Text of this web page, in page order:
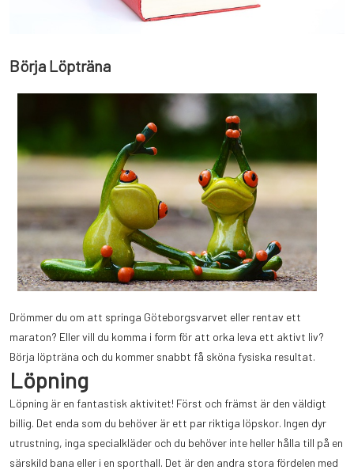
Börja Löpträna
Drömmer du om att springa Göteborgsvarvet eller rentav ett
maraton? Eller vill du komma i form för att orka leva ett aktivt liv?
Börja löpträna och du kommer snabbt få sköna fysiska resultat.
Löpning
Löpning är en fantastisk aktivitet! Först och främst är den väldigt
billig. Det enda som du behöver är ett par riktiga löpskor. Ingen dyr
utrustning, inga specialkläder och du behöver inte heller hålla till på en
särskild bana eller i en sporthall. Det är den andra stora fördelen med